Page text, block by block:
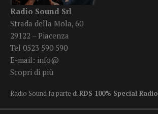
Radio Sound Srl
Strada della Mola, 60
29122 – Piacenza
Tel 0523 590 590
E-mail: info@
Scopri di più
Radio Sound fa parte diRDS 100% Special Radio